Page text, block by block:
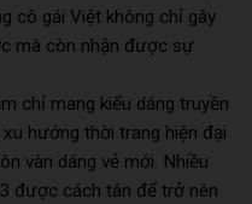
cô gái Việt không chỉ gây
mà còn nhận được sự
chỉ mang kiểu dáng truyền
hướng thời trang hiện đại
vàn dáng vẻ mới. Nhiều
được cách tân để trở nên